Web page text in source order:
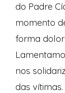
do Padre
momento
forma
nos
das